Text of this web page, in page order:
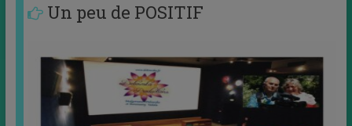
Un peu de POSITIF